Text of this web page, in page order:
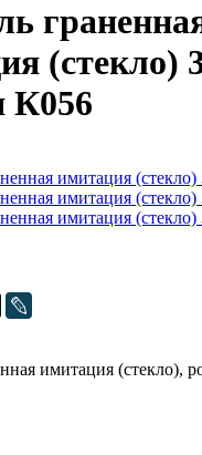
(стекло)
К056
имитация (стекло),